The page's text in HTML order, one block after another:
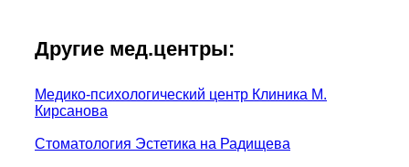
Другие мед.центры:
Медико-психологический центр Клиника М.
Кирсанова
Стоматология Эстетика на Радищева